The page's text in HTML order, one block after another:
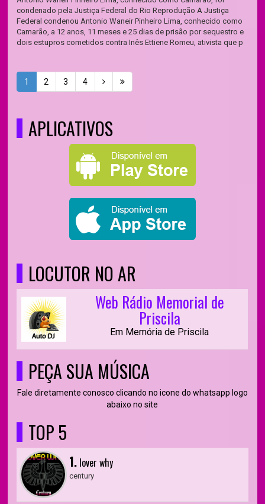
condenado pela Justiça Federal do Rio Reprodução A Justiça
Federal condenou Antonio Waneir Pinheiro Lima, conhecido como
Camarão, a 12 anos, 11 meses e 25 dias de prisão por sequestro e
dois estupros cometidos contra Inês Ettiene Romeu, ativista que p
1 2 3 4
APLICATIVOS
LOCUTOR NO AR
Web Rádio Memorial de
Priscila
Em Memória de Priscila
PEÇA SUA MÚSICA
Fale diretamente conosco clicando no icone do whatsapp logo
abaixo no site
TOP 5
1. lover why
century